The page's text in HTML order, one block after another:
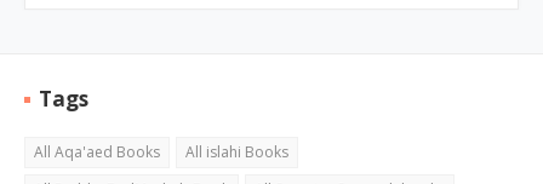
Tags
All Aqa'aed Books
All islahi Books